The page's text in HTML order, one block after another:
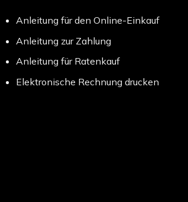
Anleitung für den Online-Einkauf
Anleitung zur Zahlung
Anleitung für Ratenkauf
Elektronische Rechnung drucken